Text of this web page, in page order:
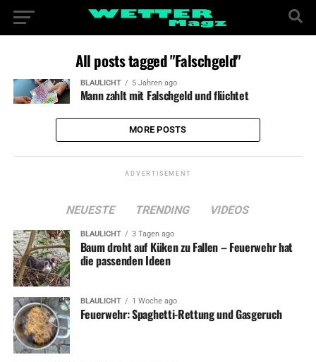
All posts tagged "Falschgeld"
BLAULICHT 5 Jahren ago
Mann zahlt mit Falschgeld und flüchtet
MORE POSTS
ADVERTISEMENT
NEUESTE TRENDING VIDEOS
BLAULICHT 3 Tagen ago
Baum droht auf Küken zu Fallen – Feuerwehr hat
die passenden Ideen
BLAULICHT 1 Woche ago
Feuerwehr: Spaghetti-Rettung und Gasgeruch